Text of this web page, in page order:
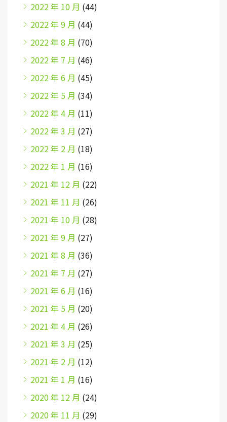
2022 年 10 月 (44)
2022 年 9 月 (44)
2022 年 8 月 (70)
2022 年 7 月 (46)
2022 年 6 月 (45)
2022 年 5 月 (34)
2022 年 4 月 (11)
2022 年 3 月 (27)
2022 年 2 月 (18)
2022 年 1 月 (16)
2021 年 12 月 (22)
2021 年 11 月 (26)
2021 年 10 月 (28)
2021 年 9 月 (27)
2021 年 8 月 (36)
2021 年 7 月 (27)
2021 年 6 月 (16)
2021 年 5 月 (20)
2021 年 4 月 (26)
2021 年 3 月 (25)
2021 年 2 月 (12)
2021 年 1 月 (16)
2020 年 12 月 (24)
2020 年 11 月 (29)